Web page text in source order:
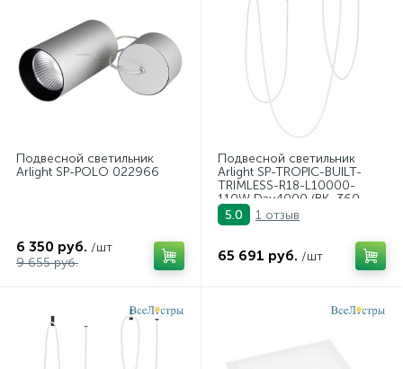
Подвесной светильник
Arlight SP-POLO 022966
6 350 руб. /шт
9 655 руб.
Подвесной светильник
Arlight SP-TROPIC-BUILT-
TRIMLESS-R18-L10000-
110W Day4000 (BK, 360
deg, 230V) 043388
5.0 1 отзыв
65 691 руб. /шт